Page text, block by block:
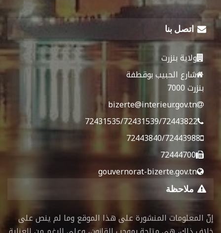
اتصل بنا
ولاية بنزرت
شارع الحبيب بوقطفة
بنزرت 7000
bizerte@interieur.gov.tn
72431535/72431539/72443822
72443840/72443988
72444700
gouvernorat-bizerte.gov.tn
ملاحظة
إنّ المعلومات المنشورة على هذا الموقع وما لم ينص على